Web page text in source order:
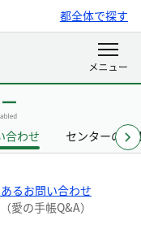
都全体で探す
合わせ センターの概
るお問い合わせ
愛の手帳Q&A）